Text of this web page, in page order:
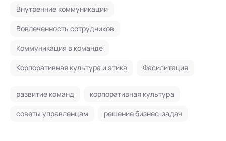
Внутренние коммуникации
Вовлеченность сотрудников
Коммуникация в команде
Корпоративная культура и этика Фасилитация
развитие команд корпоративная культура
советы управленцам решение бизнес-задач